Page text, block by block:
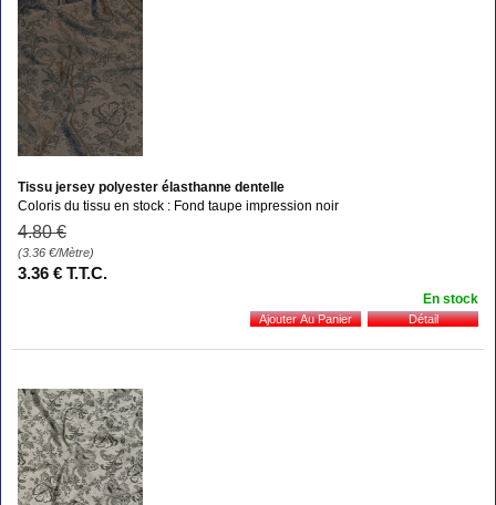
Tissu jersey polyester élasthanne dentelle
Coloris du tissu en stock : Fond taupe impression noir
4.80 €
(3.36 €/Mètre)
3.36 € T.T.C.
En stock